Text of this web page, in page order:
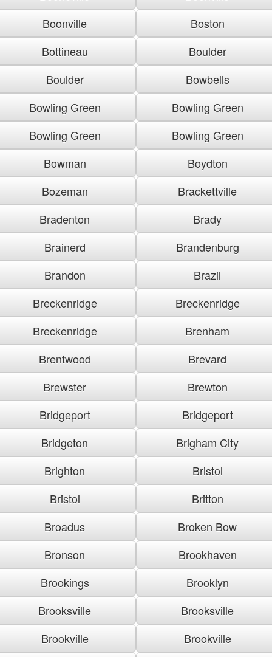
Boonville
Boston
Bottineau
Boulder
Boulder
Bowbells
Bowling Green
Bowling Green
Bowling Green
Bowling Green
Bowman
Boydton
Bozeman
Brackettville
Bradenton
Brady
Brainerd
Brandenburg
Brandon
Brazil
Breckenridge
Breckenridge
Breckenridge
Brenham
Brentwood
Brevard
Brewster
Brewton
Bridgeport
Bridgeport
Bridgeton
Brigham City
Brighton
Bristol
Bristol
Britton
Broadus
Broken Bow
Bronson
Brookhaven
Brookings
Brooklyn
Brooksville
Brooksville
Brookville
Brookville